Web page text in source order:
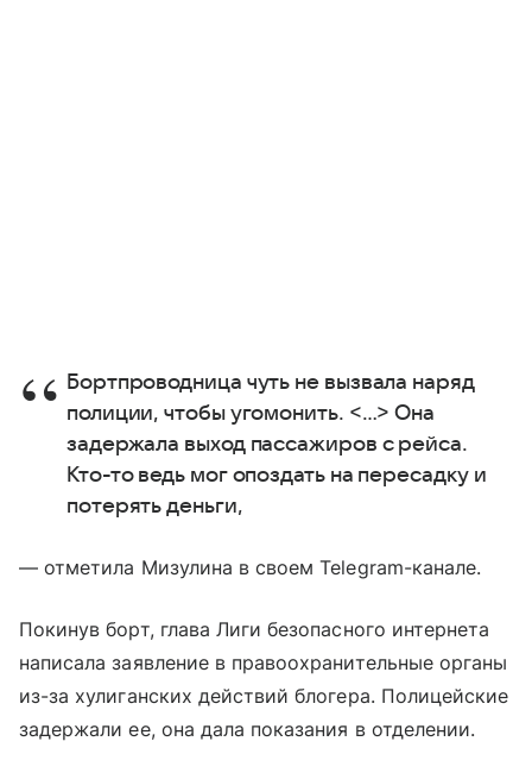
Бортпроводница чуть не вызвала наряд
полиции, чтобы угомонить. <…> Она
задержала выход пассажиров с рейса.
Кто-то ведь мог опоздать на пересадку и
потерять деньги,
— отметила Мизулина в своем Telegram-канале.
Покинув борт, глава Лиги безопасного интернета
написала заявление в правоохранительные органы
из-за хулиганских действий блогера. Полицейские
задержали ее, она дала показания в отделении.